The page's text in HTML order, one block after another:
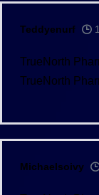
Teddyenurf
TrueNorth
TrueNorth
Michaelsoivy